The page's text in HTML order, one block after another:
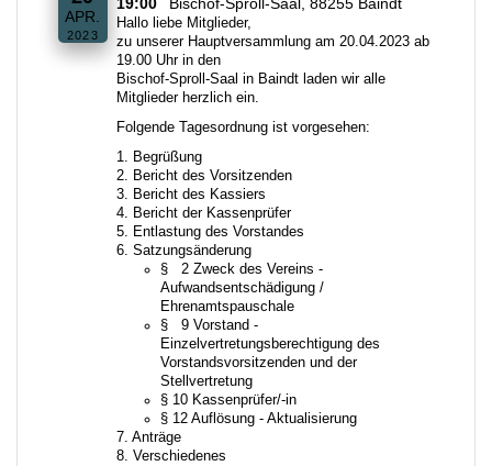
APR.
2023
19:00 Bischof-Sproll-Saal, 88255 Baindt
Hallo liebe Mitglieder,
zu unserer Hauptversammlung am 20.04.2023 ab
19.00 Uhr in den
Bischof-Sproll-Saal in Baindt laden wir alle
Mitglieder herzlich ein.
Folgende Tagesordnung ist vorgesehen:
1. Begrüßung
2. Bericht des Vorsitzenden
3. Bericht des Kassiers
4. Bericht der Kassenprüfer
5. Entlastung des Vorstandes
6. Satzungsänderung
§ 2 Zweck des Vereins -
Aufwandsentschädigung /
Ehrenamtspauschale
§ 9 Vorstand -
Einzelvertretungsberechtigung des
Vorstandsvorsitzenden und der
Stellvertretung
§ 10 Kassenprüfer/-in
§ 12 Auflösung - Aktualisierung
7. Anträge
8. Verschiedenes